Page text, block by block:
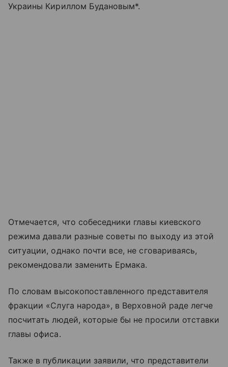
Украины Кириллом Будановым*.
Отмечается, что собеседники главы киевского
режима давали разные советы по выходу из этой
ситуации, однако почти все, не сговариваясь,
рекомендовали заменить Ермака.
По словам высокопоставленного представителя
фракции «Слуга народа», в Верховной раде легче
посчитать людей, которые бы не просили отставки
главы офиса.
Также в публикации заявили, что представители